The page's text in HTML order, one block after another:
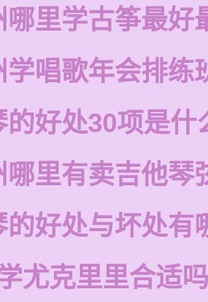
哪里学古筝最好
学唱歌年会排练
的好处30项是什
哪里有卖吉他琴
的好处与坏处有
尤克里里合适吗